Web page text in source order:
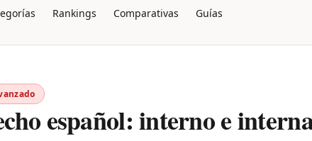
Rankings Comparativas Guías
español: interno e